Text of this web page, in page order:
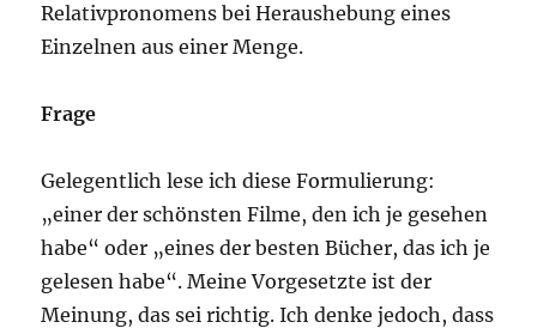
Relativpronomens bei Heraushebung eines
Einzelnen aus einer Menge.
Frage
Gelegentlich lese ich diese Formulierung:
„einer der schönsten Filme, den ich je gesehen
habe“ oder „eines der besten Bücher, das ich je
gelesen habe“. Meine Vorgesetzte ist der
Meinung, das sei richtig. Ich denke jedoch, dass